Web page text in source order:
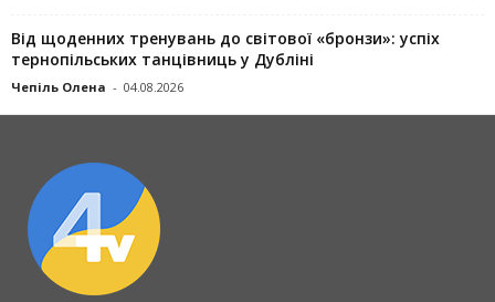
Від щоденних тренувань до світової «бронзи»: успіх
тернопільських танцівниць у Дубліні
Чепіль Олена - 04.08.2026